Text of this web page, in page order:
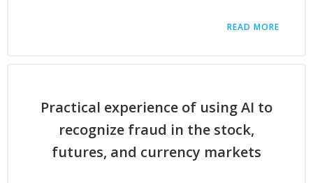
READ MORE
Practical experience of using AI to
recognize fraud in the stock,
futures, and currency markets